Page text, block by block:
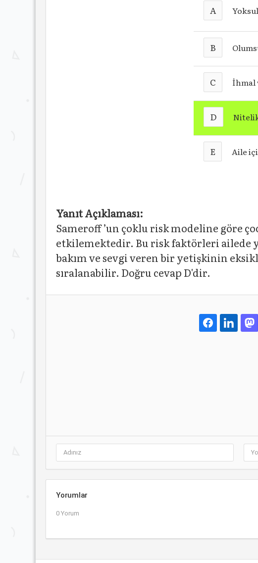
A
B
C İhmal
D
E Aile
Yanıt Açıklaması:
Sameroff ’un çoklu risk modeline göre
etkilemektedir. Bu risk faktörleri ailede
bakım ve sevgi veren bir yetişkinin
sıralanabilir. Doğru cevap D'dir.
Yorumlar
0 Yorum